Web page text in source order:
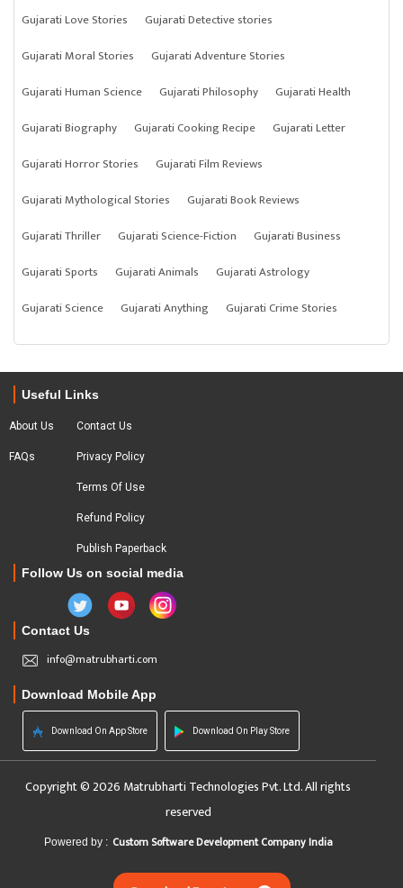
Gujarati Love Stories
Gujarati Detective stories
Gujarati Moral Stories
Gujarati Adventure Stories
Gujarati Human Science
Gujarati Philosophy
Gujarati Health
Gujarati Biography
Gujarati Cooking Recipe
Gujarati Letter
Gujarati Horror Stories
Gujarati Film Reviews
Gujarati Mythological Stories
Gujarati Book Reviews
Gujarati Thriller
Gujarati Science-Fiction
Gujarati Business
Gujarati Sports
Gujarati Animals
Gujarati Astrology
Gujarati Science
Gujarati Anything Gujarati Crime Stories
Useful Links
About Us
FAQs
Contact Us
Privacy Policy
Terms Of Use
Refund Policy
Publish Paperback
Follow Us on social media
Contact Us
info@matrubharti.com
Download Mobile App
Download On App Store Download On Play Store
Copyright © 2026 Matrubharti Technologies Pvt. Ltd. All rights
reserved
Powered by : Custom Software Development Company India